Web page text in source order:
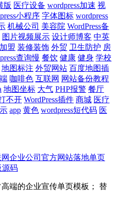
版 医疗设备 wordpress加速 视
小程序 字体图标 wordpress
机械公司 美容院 WordPress备
图片视频展示 设计师博客 中英
盟 装修装饰 外贸 卫生防护 房
查询慢 餐饮 健康 健身 学校
地图标注 外贸网站 百度地图插
咖啡色 互联网 网站备份教程
地图坐标 大气 PHP报警 餐厅
不开 WordPress插件 商城 医疗
app 黄色 wordpress短代码 医
企业公司官方网站落地单页
源码
端的企业宣传单页模板； 替